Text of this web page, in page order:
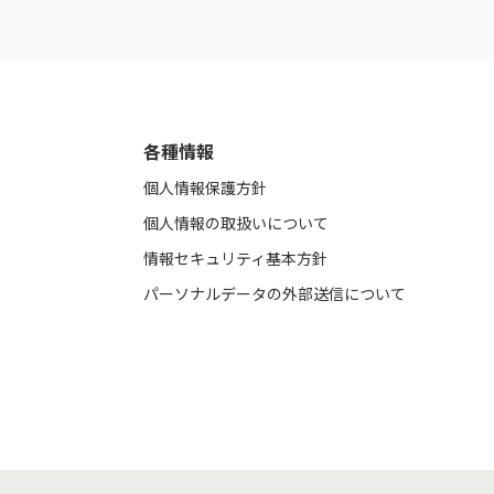
各種情報
個人情報保護方針
個人情報の取扱いについて
情報セキュリティ基本方針
パーソナルデータの外部送信について